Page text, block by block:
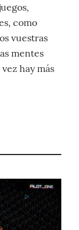
como
vuestras
mentes
hay más